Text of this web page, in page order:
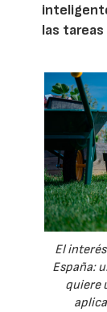
las
El
España:
quiere